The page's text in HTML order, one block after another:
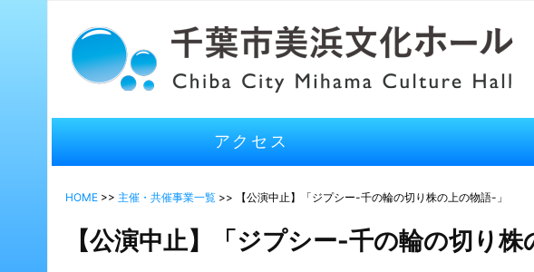
アクセス
HOME >> 主催・共催事業一覧 >> 【公演中止】「ジプシー-千の輪の切り株の上の物語-」
【公演中止】「ジプシー-千の輪の切り株